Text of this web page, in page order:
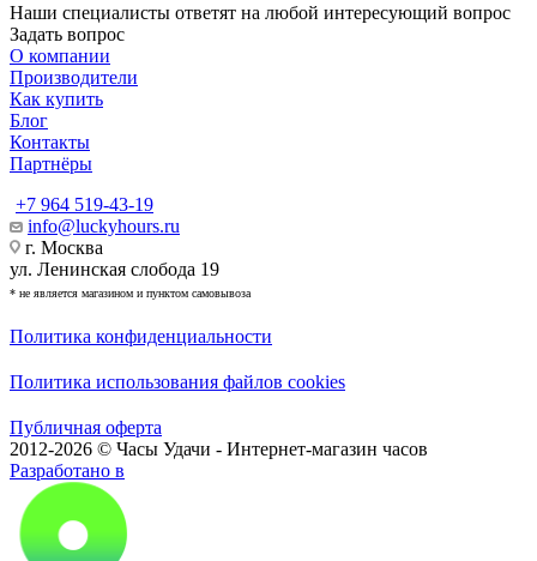
Наши специалисты ответят на любой интересующий вопрос
Задать вопрос
О компании
Производители
Как купить
Блог
Контакты
Партнёры
+7 964 519-43-19
info@luckyhours.ru
г. Москва
ул. Ленинская слобода 19
* не является магазином и пунктом самовывоза
Политика конфиденциальности
Политика использования файлов cookies
Публичная оферта
2012-2026 © Часы Удачи - Интернет-магазин часов
Разработано в